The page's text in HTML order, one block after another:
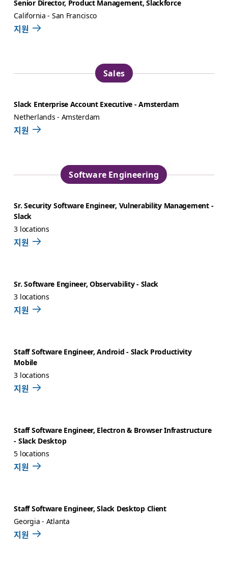
Senior Director, Product Management, Slackforce
California - San Francisco
지원
Sales
Slack Enterprise Account Executive - Amsterdam
Netherlands - Amsterdam
지원
Software Engineering
Sr. Security Software Engineer, Vulnerability Management -
Slack
3 locations
지원
Sr. Software Engineer, Observability - Slack
3 locations
지원
Staff Software Engineer, Android - Slack Productivity
Mobile
3 locations
지원
Staff Software Engineer, Electron & Browser Infrastructure
- Slack Desktop
5 locations
지원
Staff Software Engineer, Slack Desktop Client
Georgia - Atlanta
지원